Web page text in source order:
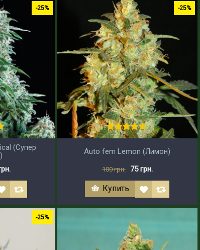
-25%
(Супер
-25%
Auto fem Lemon (Лимон)
100 грн. 75 грн.
Купить
-25%